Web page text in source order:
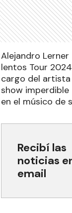
Alejandro
lentos Tour
cargo del artista
show imperdible
en el músico de
Recibí las
noticias
email